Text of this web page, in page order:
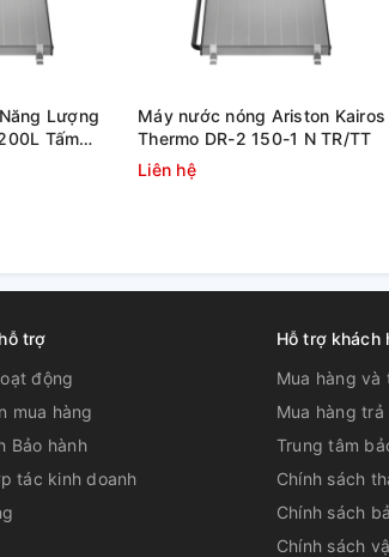
Lượng
Tấm
DR-2
Máy nước nóng Ariston Kairos
Thermo DR-2 150-1 N TR/TT
Liên hệ
trợ
động
mua hàng
Bảo hành
tác kinh doanh
Hỗ trợ khách
Mua hàng và
Mua hàng
Trung tâm
Chính sách
Chính sách
Chính sách